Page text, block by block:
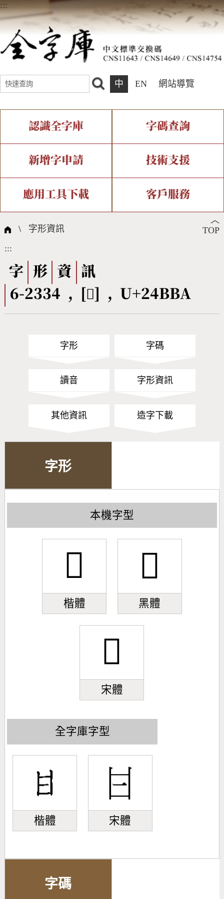
:::
中 EN 網站導覽
認識全字庫
全字庫介紹 全字庫現況
中文碼介紹 專有名詞介紹
國際字碼相關組織
字碼查詢
IDS查詢 部件查詢
複合查詢 注音查詢
筆畫查詢
筆順序查詢
CNS查詢 Unicode查詢
新增字申請
新字申請處理流程
技術支援
字形即時顯示 造字解決方案
全字庫授權 轉碼Web Service
應用工具下載
個人電腦造字處理工具
字形下載
客戶服務
問題集
熱門查詢統計
︿
TOP
\ 字形資訊
:::
字 形 資
訊
6-2334 , [𤮺] , U+24BBA
字形 字碼
讀音 字形資訊
其他資訊 造字下載
字形
本機字型
𤮺
楷體
𤮺
黑體
𤮺
宋體
全字庫字型
楷體 宋體
字碼